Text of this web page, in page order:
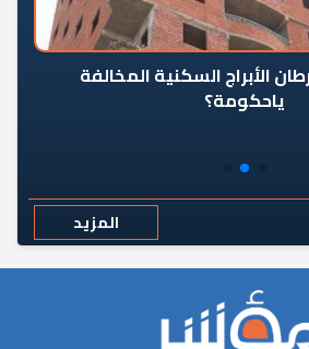
الأبراج السكنية المخالفة
ياحكومة؟
المزيد